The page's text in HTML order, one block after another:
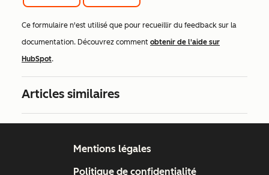
Ce formulaire n'est utilisé que pour recueillir du feedback sur la
documentation. Découvrez comment obtenir de l'aide sur
HubSpot.
Articles similaires
Mentions légales
Politique de confidentialité